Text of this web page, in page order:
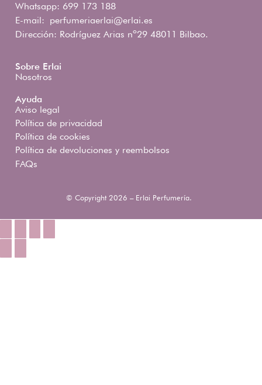
Whatsapp: 699 173 188
E-mail: perfumeriaerlai@erlai.es
Dirección: Rodríguez Arias nº29 48011 Bilbao.
Sobre Erlai
Nosotros
Ayuda
Aviso legal
Política de privacidad
Política de cookies
Política de devoluciones y reembolsos
FAQs
© Copyright 2026 – Erlai Perfumería.